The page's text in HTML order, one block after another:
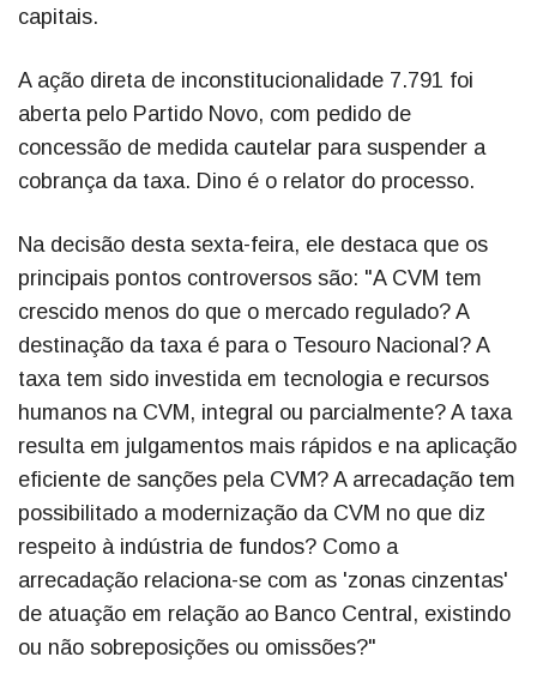
capitais.
A ação direta de inconstitucionalidade 7.791 foi
aberta pelo Partido Novo, com pedido de
concessão de medida cautelar para suspender a
cobrança da taxa. Dino é o relator do processo.
Na decisão desta sexta-feira, ele destaca que os
principais pontos controversos são: "A CVM tem
crescido menos do que o mercado regulado? A
destinação da taxa é para o Tesouro Nacional? A
taxa tem sido investida em tecnologia e recursos
humanos na CVM, integral ou parcialmente? A taxa
resulta em julgamentos mais rápidos e na aplicação
eficiente de sanções pela CVM? A arrecadação tem
possibilitado a modernização da CVM no que diz
respeito à indústria de fundos? Como a
arrecadação relaciona-se com as 'zonas cinzentas'
de atuação em relação ao Banco Central, existindo
ou não sobreposições ou omissões?"